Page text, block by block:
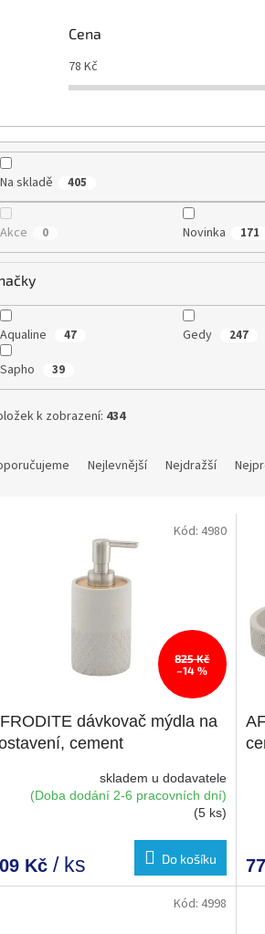
Cena
78 Kč
Na skladě 405
Akce 0 Novinka 171
Aqualine 47 Gedy 247
Sapho 39
k zobrazení: 434
Nejlevnější Nejdražší
825 Kč
–14 %
dávkovač mýdla na
cement
skladem u dodavatele
(Doba dodání 2-6 pracovních dní)
(5 ks)
Kč / ks Do košíku
Kód: 4980
Kód: 4998